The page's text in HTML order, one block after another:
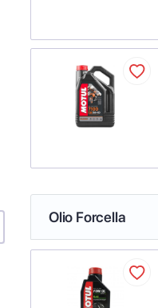
Olio Forcella